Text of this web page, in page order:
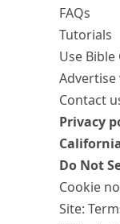
FAQs
Tutorials
Use
Advertise
Contact
Privacy
Do Not
Cookie
Site: